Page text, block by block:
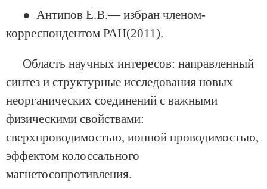
● Антипов Е.В.— избран членом-
корреспондентом РАН(2011).
Область научных интересов: направленный
синтез и структурные исследования новых
неорганических соединений с важными
физическими свойствами:
сверхпроводимостью, ионной проводимостью,
эффектом колоссального
магнетосопротивления.